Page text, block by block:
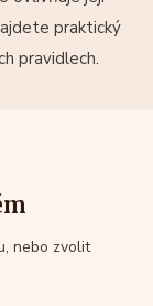
praktický
pravidlech.
nebo zvolit